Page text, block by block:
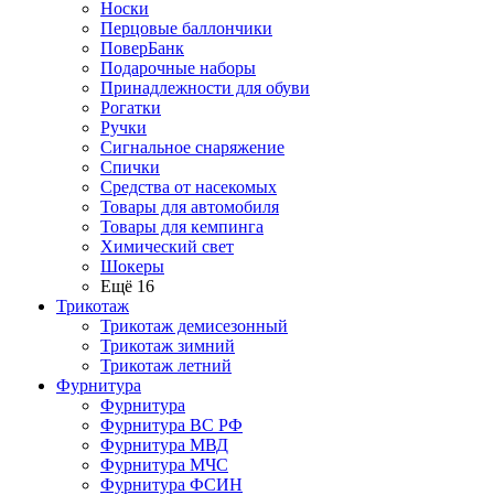
Носки
Перцовые баллончики
ПоверБанк
Подарочные наборы
Принадлежности для обуви
Рогатки
Ручки
Сигнальное снаряжение
Спички
Средства от насекомых
Товары для автомобиля
Товары для кемпинга
Химический свет
Шокеры
Ещё 16
Трикотаж
Трикотаж демисезонный
Трикотаж зимний
Трикотаж летний
Фурнитура
Фурнитура
Фурнитура ВС РФ
Фурнитура МВД
Фурнитура МЧС
Фурнитура ФСИН